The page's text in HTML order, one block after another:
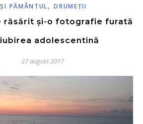
PĂMÂNTUL,DRUMEŢII
răsărit și-o fotografie furată
adolescentină
27 august 2017